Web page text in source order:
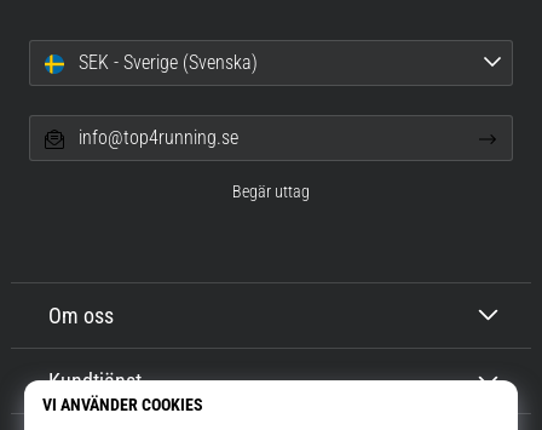
Om oss
Kundtjänst
SEK - Sverige (Svenska)
info@top4running.se
Begär uttag